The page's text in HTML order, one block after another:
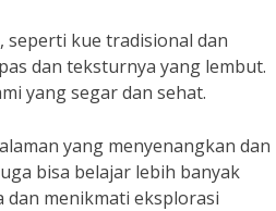
seperti kue tradisional dan
dan teksturnya yang lembut.
yang segar dan sehat.
yang menyenangkan dan
bisa belajar lebih banyak
dan menikmati eksplorasi